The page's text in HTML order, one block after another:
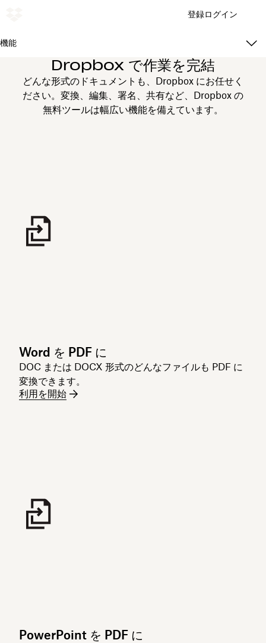
登録ログイン
機能
Dropbox で作業を完結
どんな形式のドキュメントも、Dropbox にお任せく
ださい。変換、編集、署名、共有など、Dropbox の
無料ツールは幅広い機能を備えています。
Word を PDF に
DOC または DOCX 形式のどんなファイルも PDF に
変換できます。
利用を開始
PowerPoint を PDF に